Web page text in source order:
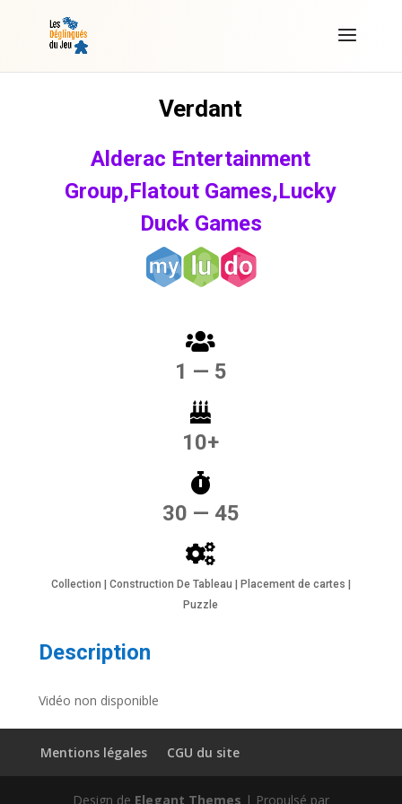
Verdant
Alderac Entertainment
Group,Flatout Games,Lucky
Duck Games
1 — 5
10+
30 — 45
Collection | Construction De Tableau | Placement de cartes |
Puzzle
Description
Vidéo non disponible
Mentions légales CGU du site
Design de Elegant Themes | Propulsé par